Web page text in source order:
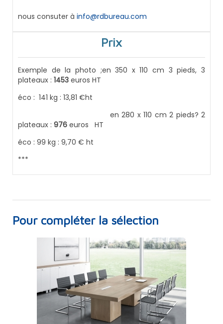
nous consuter à info@rdbureau.com
Prix
Exemple de la photo ;en 350 x 110 cm 3 pieds, 3
plateaux : 1453 euros HT
éco : 141 kg : 13,81 €ht
en 280 x 110 cm 2 pieds? 2
plateaux : 976 euros HT
éco : 99 kg : 9,70 € ht
***
Pour compléter la sélection